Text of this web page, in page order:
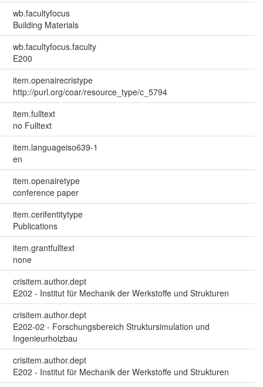
wb.facultyfocus
Building Materials
wb.facultyfocus.faculty
E200
item.openairecristype
http://purl.org/coar/resource_type/c_5794
item.fulltext
no Fulltext
item.languageiso639-1
en
item.openairetype
conference paper
item.cerifentitytype
Publications
item.grantfulltext
none
crisitem.author.dept
E202 - Institut für Mechanik der Werkstoffe und Strukturen
crisitem.author.dept
E202-02 - Forschungsbereich Struktursimulation und
Ingenieurholzbau
crisitem.author.dept
E202 - Institut für Mechanik der Werkstoffe und Strukturen